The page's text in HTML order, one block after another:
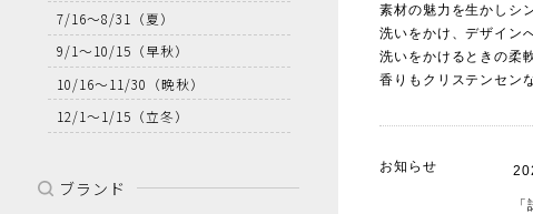
素材の魅力を生かしシ
洗いをかけ、デザイン
洗いをかけるときの柔
香りもクリステンセン
お知らせ
7/16～8/31
（夏）
9/1～10/15 （早秋）
10/16～11/30 （晩秋）
12/1～1/15 （立冬）
ブランド